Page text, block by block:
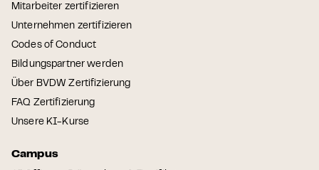
Mitarbeiter zertifizieren
Unternehmen zertifizieren
Codes of Conduct
Bildungspartner werden
Über BVDW Zertifizierung
FAQ Zertifizierung
Unsere KI-Kurse
Campus